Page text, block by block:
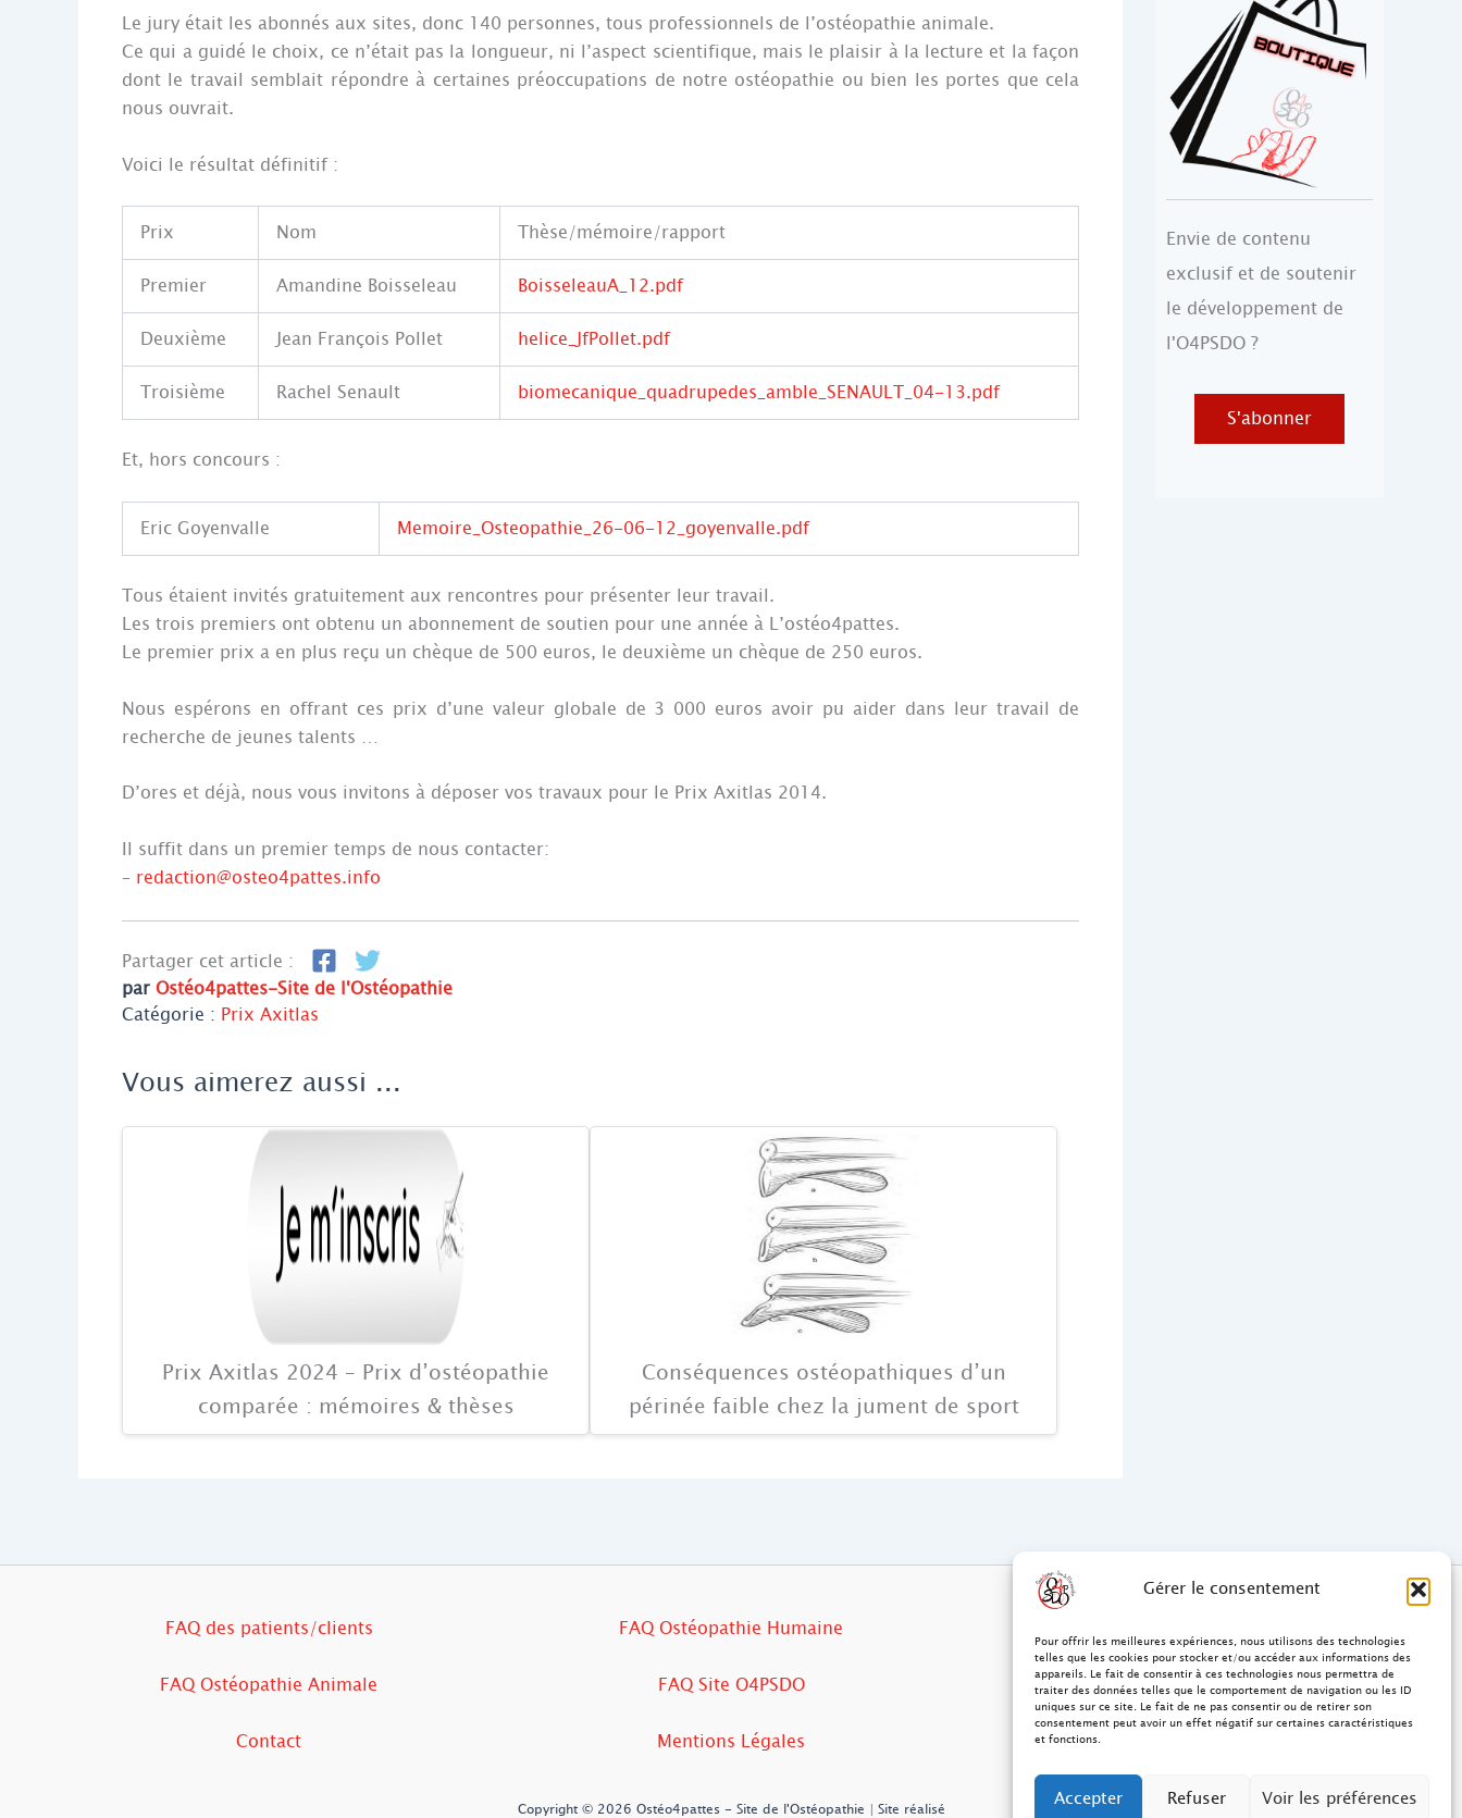
Gérer le consentement
Pour offrir les meilleures expériences, nous utilisons des technologies
telles que les cookies pour stocker et/ou accéder aux informations des
appareils. Le fait de consentir à ces technologies nous permettra de
traiter des données telles que le comportement de navigation ou les ID
uniques sur ce site. Le fait de ne pas consentir ou de retirer son
consentement peut avoir un effet négatif sur certaines caractéristiques
et fonctions.
Accepter Refuser Voir les préférences
Le jury était les abonnés aux sites, donc 140 personnes, tous professionnels de l’ostéopathie animale.
Ce qui a guidé le choix, ce n’était pas la longueur, ni l’aspect scientifique, mais le plaisir à la lecture et la façon
dont le travail semblait répondre à certaines préoccupations de notre ostéopathie ou bien les portes que cela
nous ouvrait.
Voici le résultat définitif :
Prix Nom
Thèse/mémoire/rapport
Premier
Amandine Boisseleau
BoisseleauA_12.pdf
Deuxième
Jean François Pollet
helice_JfPollet.pdf
Troisième
Rachel Senault biomecanique_quadrupedes_amble_SENAULT_04-13.pdf
Et, hors concours :
Eric Goyenvalle Memoire_Osteopathie_26-06-12_goyenvalle.pdf
Tous étaient invités gratuitement aux rencontres pour présenter leur travail.
Les trois premiers ont obtenu un abonnement de soutien pour une année à L’ostéo4pattes.
Le premier prix a en plus reçu un chèque de 500 euros, le deuxième un chèque de 250 euros.
Nous espérons en offrant ces prix d’une valeur globale de 3 000 euros avoir pu aider dans leur travail de
recherche de jeunes talents …
D’ores et déjà, nous vous invitons à déposer vos travaux pour le Prix Axitlas 2014.
Il suffit dans un premier temps de nous contacter:
– redaction@osteo4pattes.info
Partager cet article :
par Ostéo4pattes-Site de l'Ostéopathie
Catégorie : Prix Axitlas
Vous aimerez aussi ...
Prix Axitlas 2024 – Prix d’ostéopathie
comparée : mémoires & thèses
Conséquences ostéopathiques d’un
périnée faible chez la jument de sport
Envie de contenu
exclusif et de soutenir
le développement de
l'O4PSDO ?
S'abonner
FAQ des patients/clients
FAQ Ostéopathie Animale
Contact
FAQ Ostéopathie Humaine
FAQ Site O4PSDO
Mentions Légales
Copyright © 2026 Ostéo4pattes - Site de l'Ostéopathie | Site réalisé